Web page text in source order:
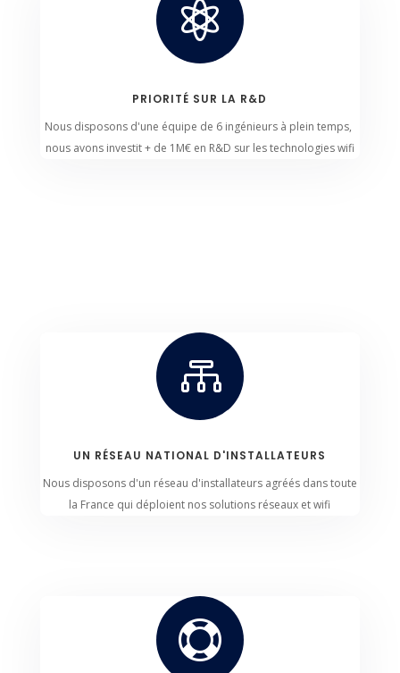

PRIORITÉ SUR LA R&D
Nous disposons d'une équipe de 6 ingénieurs à plein temps,
nous avons investit + de 1M€ en R&D sur les technologies wifi

UN RÉSEAU NATIONAL D'INSTALLATEURS
Nous disposons d'un réseau d'installateurs agréés dans toute
la France qui déploient nos solutions réseaux et wifi
